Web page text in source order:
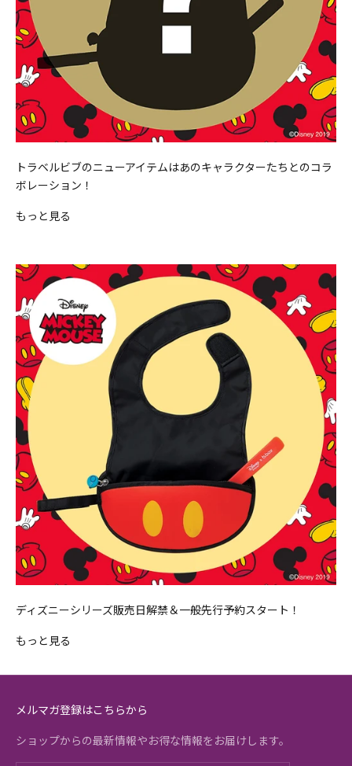
トラベルビブのニューアイテムはあのキャラクターたちとのコラ
ボレーション！
もっと見る
ディズニーシリーズ販売日解禁＆一般先行予約スタート！
もっと見る
メルマガ登録はこちらから
ショップからの最新情報やお得な情報をお届けします。